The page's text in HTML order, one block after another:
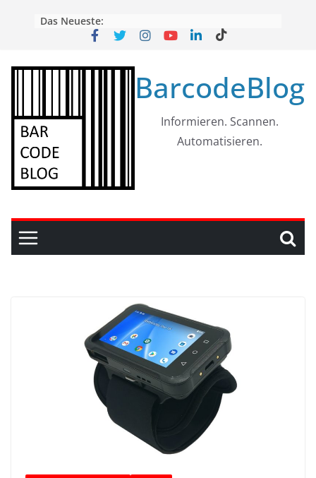
Das Neueste:
BarcodeBlog
Informieren. Scannen.
Automatisieren.